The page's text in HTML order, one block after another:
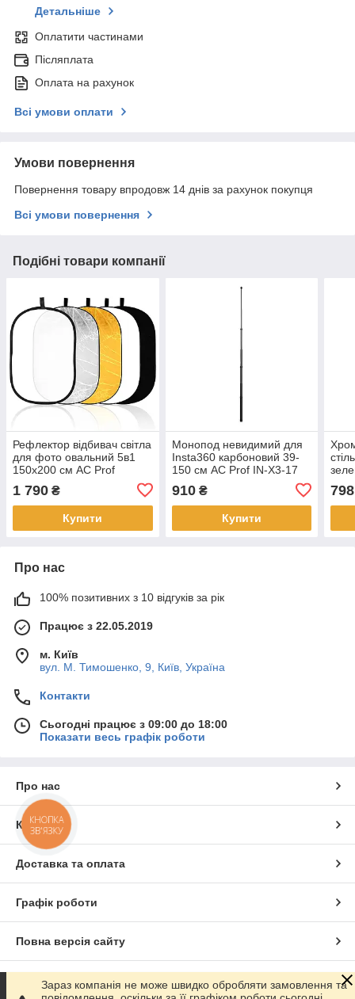
Детальніше
Оплатити частинами
Післяплата
Оплата на рахунок
Всі умови оплати
Умови повернення
Повернення товару впродовж 14 днів за рахунок покупця
Всі умови повернення
Подібні товари компанії
Рефлектор відбивач світла
для фото овальний 5в1
150x200 см AC Prof
1 790 ₴
Купити
Монопод невидимий для
Insta360 карбоновий 39-
150 см AC Prof IN-X3-17
910₴
Купити
798
Про нас
100% позитивних з 10 відгуків за рік
Працює з 22.05.2019
м. Київ
вул. М. Тимошенко, 9, Київ, Україна
Контакти
Сьогодні працює з 09:00 до 18:00
Показати весь графік роботи
Про нас
Контакти
Доставка та оплата
Графік роботи
Повна версія сайту
Сайт створено на маркетплейсі Prom.ua
Зараз компанія не може швидко обробляти замовлення та
КНОПКА
ЗВ'ЯЗКУ